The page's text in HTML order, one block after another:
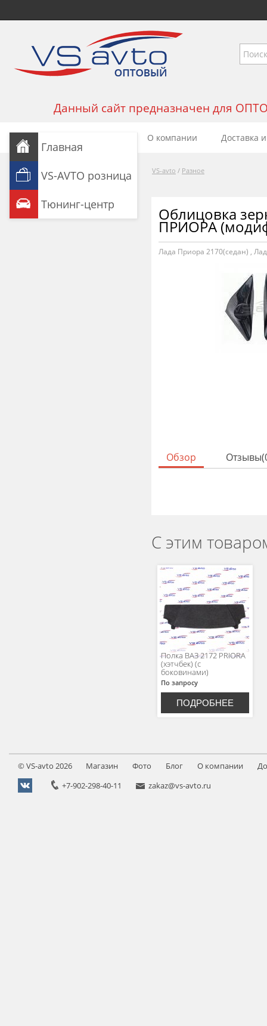
Данный сайт предназначен для
О компании Доставка
VS-avto / Разное
Главная
VS-AVTO розница
Тюнинг-центр
Облицовка
ПРИОРА
Лада Приора 2170(седан) ,
Обзор
С этим
Полка ВАЗ 2172 PRIORA
(хэтчбек) (с
боковинами)
По запросу
ПОДРОБНЕЕ
©VS-avto 2026 Магазин Фото Блог О компании
+7-902-298-40-11
zakaz@vs-avto.ru